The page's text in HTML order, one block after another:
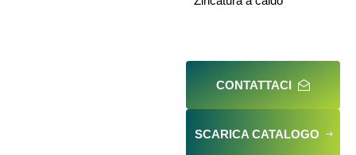
CONTATTACI
SCARICA CATALOGO